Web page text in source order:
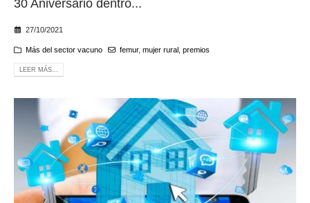
30 Aniversario dentro...
27/10/2021
Más del sector vacuno femur, mujer rural, premios
LEER MÁS...